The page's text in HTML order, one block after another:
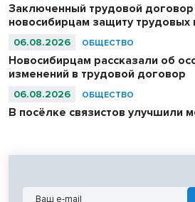
Заключенный трудовой договор
новосибирцам защиту трудовых
06.08.2026 ОБЩЕСТВО
Новосибирцам рассказали об
изменений в трудовой договор
06.08.2026 ОБЩЕСТВО
В посёлке связистов улучшили